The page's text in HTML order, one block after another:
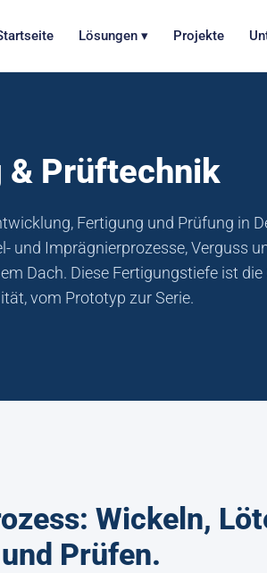
Lösungen ▾ Projekte
& Prüftechnik
Fertigung und Prüfung in
und Imprägnierprozesse, Verguss
Dach. Diese Fertigungstiefe ist
vom Prototyp zur Serie.
Wickeln,
Prüfen.